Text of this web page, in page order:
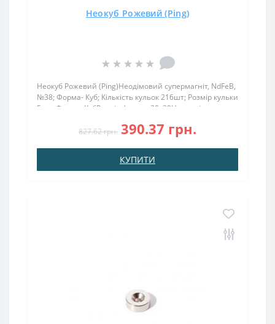
Неокуб Рожевий (Ping)
Неокуб Рожевий (Ping)Неодімовий супермагніт, NdFeB,
№38; Форма- Куб; Кількість кульок 216шт; Розмір кульки
5 мм;Форма: КубРозмір форми: 30х30Намагнічення:
складається із двохсот шістнадцяти кульок, п..
827.62 грн. 390.37 грн.
КУПИТИ